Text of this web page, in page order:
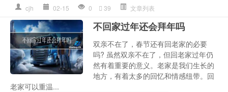
cjh 02-15 0 39 文章列表
不回家过年还会拜年吗
双亲不在了，春节还有回老家的必要
吗? 虽然双亲不在了，但回老家过年仍
然有着重要的意义。老家是我们生长的
地方，有着太多的回忆和情感纽带。回
老家可以重温...